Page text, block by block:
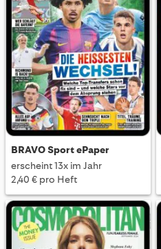
BRAVO Sport ePaper
erscheint 13x im Jahr
2,40 € pro Heft